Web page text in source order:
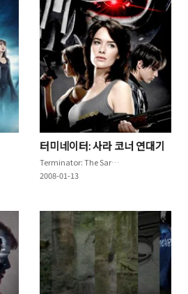
터미네이터: 사라 코너 연대기
Terminator: The Sarah Connor Chronicles
2008-01-13